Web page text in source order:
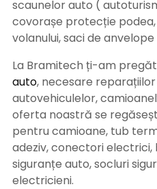
scaunelor auto (
covorașe protecție
volanului, saci de anvelope
La Bramitech ți-am
auto, necesare
autovehiculelor,
oferta noastră se
pentru camioane, tub
adeziv, conectori electrici,
siguranțe auto, socluri
electricieni.